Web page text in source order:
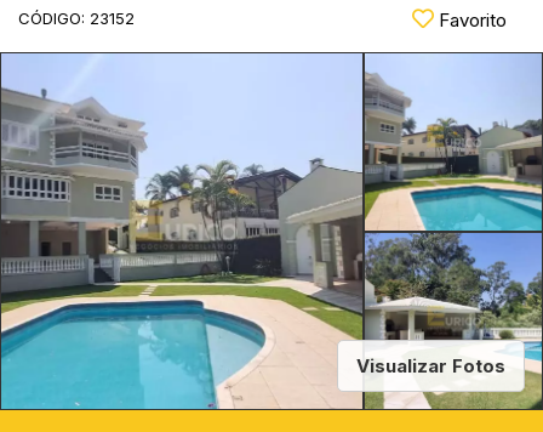
CÓDIGO: 23152 Favorito
Visualizar Fotos